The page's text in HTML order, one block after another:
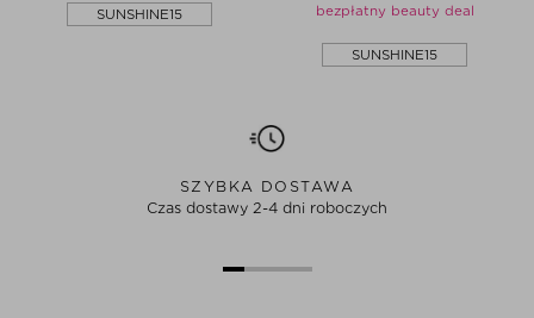
SUNSHINE15 bezpłatny beauty deal
SUNSHINE15
SZYBKA DOSTAWA
Czas dostawy 2-4 dni roboczych